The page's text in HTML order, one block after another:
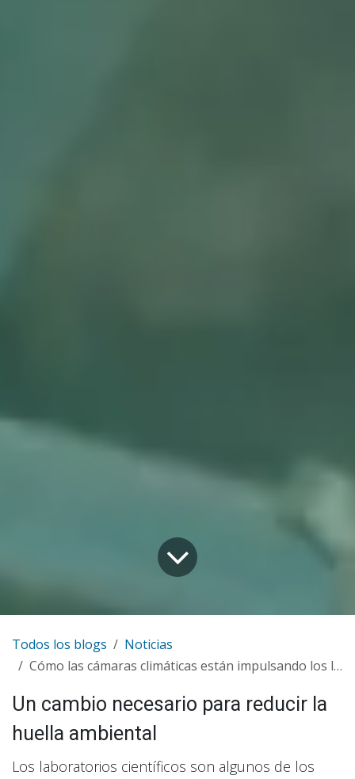
Todos los blogs
Noticias
Cómo las cámaras climáticas están impulsando los laboratorios verdes del futuro
Un cambio necesario para reducir la
huella ambiental
Los laboratorios científicos son algunos de los